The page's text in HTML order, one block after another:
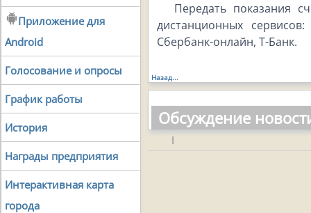
Приложение для
Android
Голосование и опросы
График работы
История
Награды предприятия
Интерактивная карта
города
Передать показания
дистанционных
Сбербанк-онлайн, Т-Банк.
Назад...
Обсуждение
|